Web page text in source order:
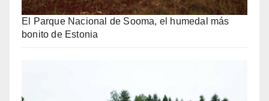
El Parque Nacional de Sooma, el humedal más
bonito de Estonia